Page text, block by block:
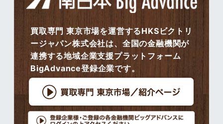
買取専門 東京市場を運営するHKSビクトリ
ージャパン株式会社は、全国の金融機関が
連携する地域企業支援プラットフォーム
BigAdvance登録企業です。